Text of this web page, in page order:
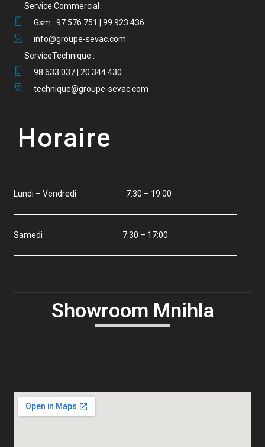
Service Commercial :
Gsm : 97 576 751 | 99 923 436
info@groupe-sevac.com
ServiceTechnique :
98 633 037 | 20 344 430
technique@groupe-sevac.com
Horaire
Lundi – Vendredi 7:30 – 19:00
Samedi 7:30 – 17:00
Showroom Mnihla